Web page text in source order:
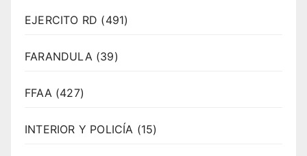
EJERCITO RD (491)
FARANDULA (39)
FFAA (427)
INTERIOR Y POLICÍA (15)